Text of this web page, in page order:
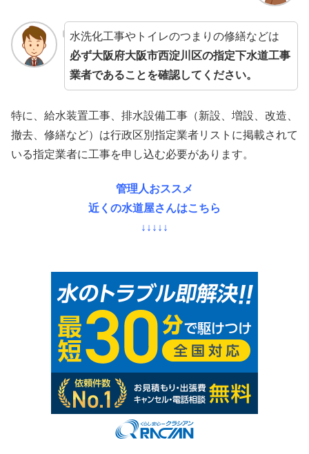
水洗化工事やトイレのつまりの修繕などは
必ず大阪府大阪市西淀川区の指定下水道工事
業者であることを確認してください。
特に、給水装置工事、排水設備工事（新設、増設、改造、
撤去、修繕など）は行政区別指定業者リストに掲載されて
いる指定業者に工事を申し込む必要があります。
管理人おススメ
近くの水道屋さんはこちら
↓↓↓↓↓